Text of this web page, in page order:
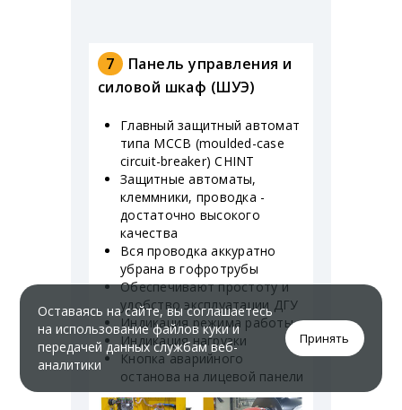
7
Панель управления и
силовой шкаф (ШУЭ)
Главный защитный автомат
типа MCCB (moulded-case
circuit-breaker) CHINT
Защитные автоматы,
клеммники, проводка -
достаточно высокого
качества
Вся проводка аккуратно
убрана в гофротрубы
Обеспечивают простоту и
удобство эксплуатации ДГУ
Индикация режима работы
Индикация нагрузки
Кнопка аварийного
останова на лицевой панели
Оставаясь на сайте, вы соглашаетесь
на использование файлов куки и
передачей данных службам веб-
аналитики
Принять